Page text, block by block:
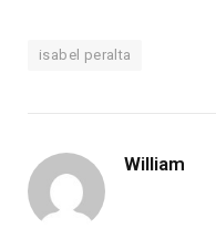
isabel peralta
William